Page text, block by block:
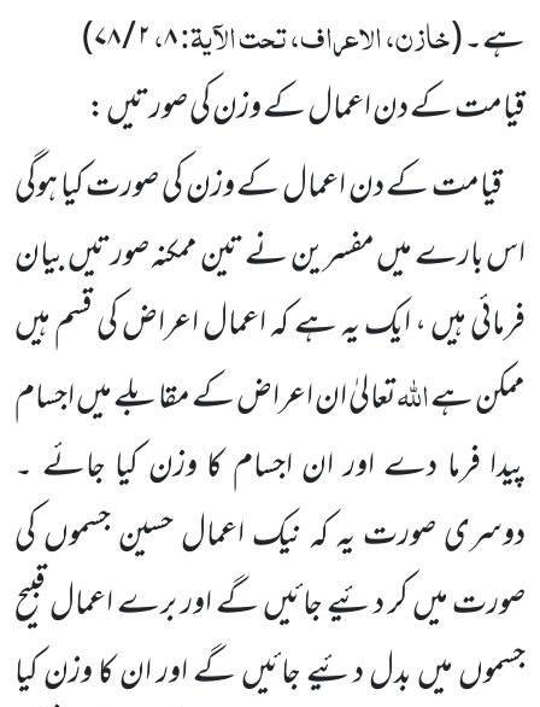
ہے۔(خازن، الاعراف، تحت الآیۃ:۸،۲ / ۷۸
)
قیامت کے دن اعمال کے وزن کی صورتیں :
قیامت کے دن اعمال کے وزن کی صورت کیا ہوگی
اس بارے میں مفسرین نے تین ممکنہ صورتیں بیان
فرمائی ہیں ، ایک یہ ہے کہ اعمال اعراض کی قسم ہیں
ممکن ہےاللہتعالیٰ ان اعراض کے مقابلے میں اجسام
پیدا فرما دے اور ان اجسام کا وزن کیا جائے ۔
دوسری صورت یہ کہ نیک اعمال حسین جسموں کی
صورت میں کر دئیے جائیں گے اور برے اعمال قبیح
جسموں میں بدل دئیے جائیں گے اور ان کا وزن کیا